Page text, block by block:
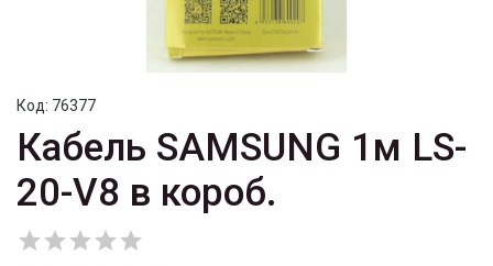
Код: 76377
Кабель SAMSUNG 1м LS-
20-V8 в короб.
